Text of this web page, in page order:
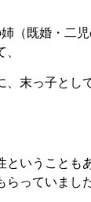
（既婚・二
、末っ子とし
ということも
っていました